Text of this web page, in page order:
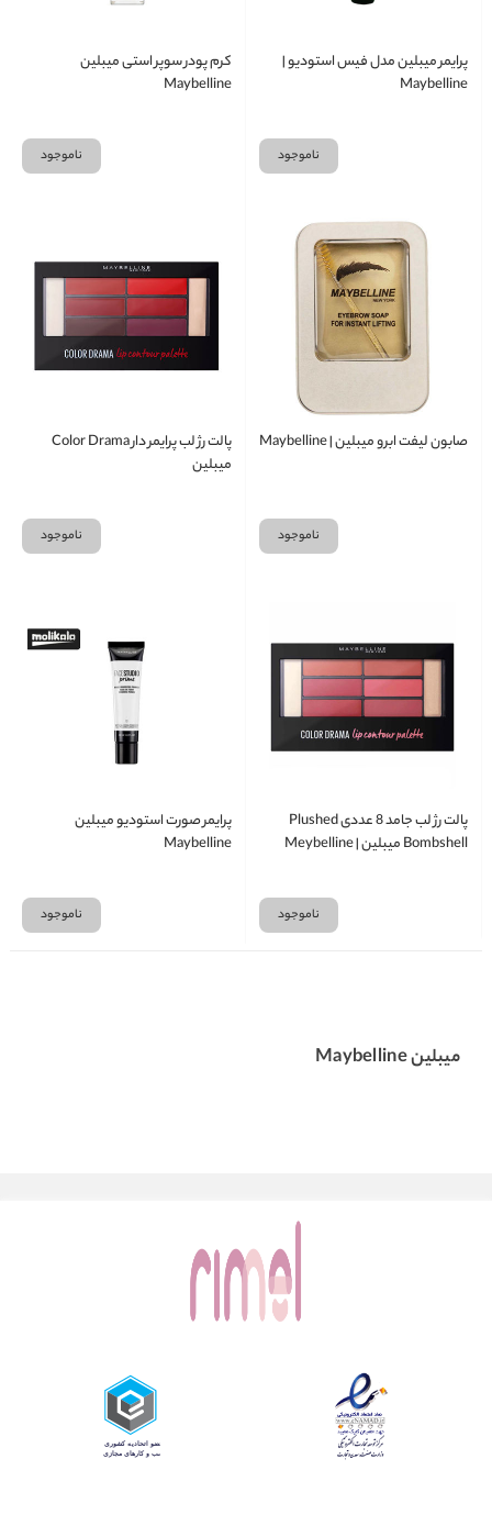
پرایمر میبلین مدل فیس استودیو |
Maybelline
ناموجود
کرم پودر سوپر استی میبلین
Maybelline
ناموجود
صابون لیفت ابرو میبلین | Maybelline
ناموجود
پالت رژ لب پرایمر دار Color Drama
میبلین
ناموجود
پالت رژ لب جامد 8 عددی Plushed
Bombshell میبلین | Meybelline
ناموجود
پرایمر صورت استودیو میبلین
Maybelline
ناموجود
میبلین Maybelline